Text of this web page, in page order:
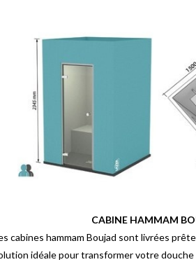
CABINE HAMMAM
cabines hammam Boujad sont livrées
idéale pour transformer votre douche